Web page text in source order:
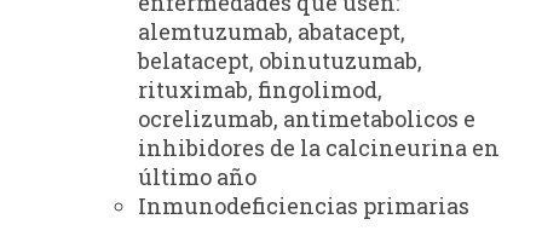
alemtuzumab, abatacept,
belatacept, obinutuzumab,
rituximab, fingolimod,
ocrelizumab, antimetabolicos e
inhibidores de la calcineurina en
último año
Inmunodeficiencias primarias